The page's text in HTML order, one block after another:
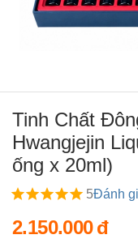
Tinh Chất
Hwangjejin
ống x 20ml)
5Đánh
2.150.000đ